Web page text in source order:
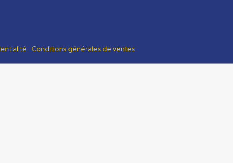
Conditions générales de ventes